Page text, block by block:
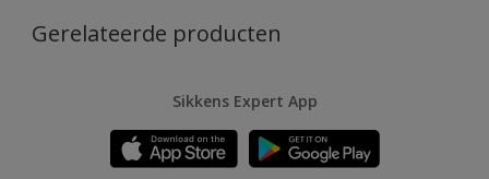
Gerelateerde producten
Sikkens Expert App